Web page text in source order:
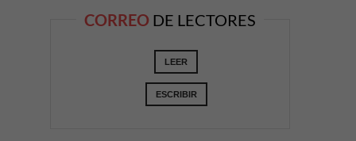
CORREO DE LECTORES
LEER
ESCRIBIR